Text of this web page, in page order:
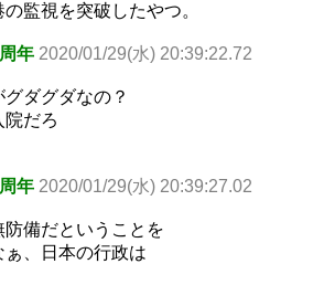
監視を突破したやつ。
年 2020/01/29(水) 20:39:22.72
ダグダなの？
院だろ
年 2020/01/29(水) 20:39:27.02
備だということを
、日本の行政は